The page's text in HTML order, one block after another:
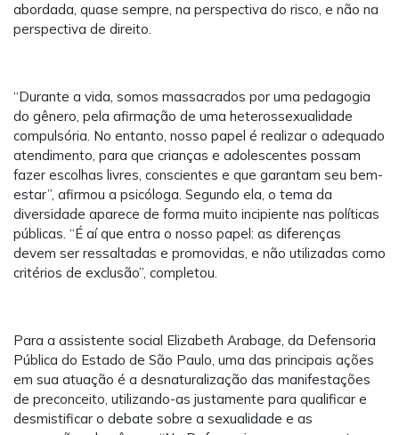
abordada, quase sempre, na perspectiva do risco, e não na
perspectiva de direito.
“Durante a vida, somos massacrados por uma pedagogia
do gênero, pela afirmação de uma heterossexualidade
compulsória. No entanto, nosso papel é realizar o adequado
atendimento, para que crianças e adolescentes possam
fazer escolhas livres, conscientes e que garantam seu bem-
estar”, afirmou a psicóloga. Segundo ela, o tema da
diversidade aparece de forma muito incipiente nas políticas
públicas. “É aí que entra o nosso papel: as diferenças
devem ser ressaltadas e promovidas, e não utilizadas como
critérios de exclusão”, completou.
Para a assistente social Elizabeth Arabage, da Defensoria
Pública do Estado de São Paulo, uma das principais ações
em sua atuação é a desnaturalização das manifestações
de preconceito, utilizando-as justamente para qualificar e
desmistificar o debate sobre a sexualidade e as